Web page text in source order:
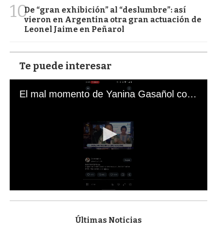
10De “gran exhibición” al “deslumbre”: así
vieron en Argentina otra gran actuación de
Leonel Jaime en Peñarol
Te puede interesar
El mal momento de Yanina Gasañol con un hincha argentino en "Subrayado"
s
Últimas Noticias